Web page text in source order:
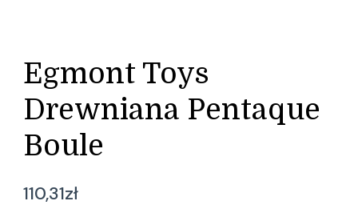
Egmont Toys
Drewniana Pentaque
Boule
110,31zł